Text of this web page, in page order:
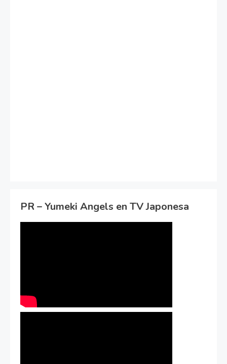
PR – Yumeki Angels en TV Japonesa